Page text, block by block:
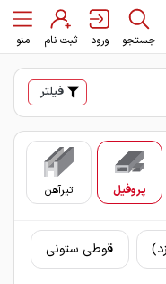
جستجو ورود ثبت نام منو
فیلتر
پروفیل تیرآهن
قوطی ستونی